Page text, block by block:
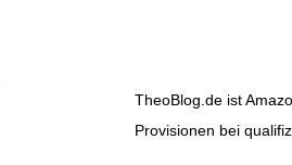
TheoBlog.de ist
Provisionen bei